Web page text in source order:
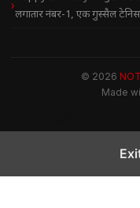
लगातार नंबर-1, एक गुस्सैल
© 2026
Made